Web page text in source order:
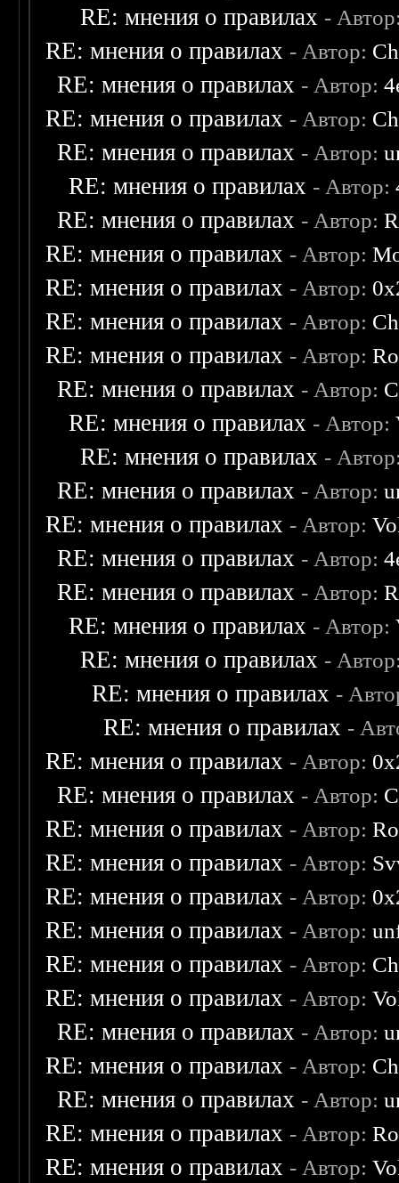
RE: мнения о правилах -
RE: мнения о правилах - Автор:
RE: мнения о правилах - Автор:
RE: мнения о правилах - Автор:
RE: мнения о правилах - Автор:
RE: мнения о правилах - Автор:
RE: мнения о правилах - Автор:
RE: мнения о правилах - Автор:
RE: мнения о правилах - Автор:
RE: мнения о правилах - Автор:
RE: мнения о правилах - Автор:
RE: мнения о правилах - Автор:
RE: мнения о правилах - Автор:
RE: мнения о правилах -
RE: мнения о правилах - Автор:
RE: мнения о правилах - Автор:
RE: мнения о правилах - Автор:
RE: мнения о правилах - Автор:
RE: мнения о правилах - Автор:
RE: мнения о правилах -
RE: мнения о правилах -
RE: мнения о правилах -
RE: мнения о правилах - Автор:
RE: мнения о правилах - Автор:
RE: мнения о правилах - Автор:
RE: мнения о правилах - Автор:
RE: мнения о правилах - Автор:
RE: мнения о правилах - Автор:
RE: мнения о правилах - Автор:
RE: мнения о правилах - Автор:
RE: мнения о правилах - Автор:
RE: мнения о правилах - Автор:
RE: мнения о правилах - Автор:
RE: мнения о правилах - Автор:
RE: мнения о правилах - Автор: